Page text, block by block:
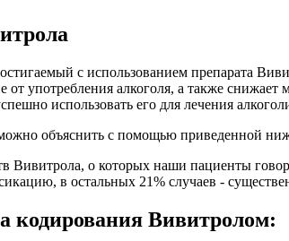
с использованием препарата
от употребления алкоголя, а также
использовать его для лечения
объяснить с помощью приведенной
о которых наши пациенты
в остальных 21% случаев -
кодирования Вивитролом: